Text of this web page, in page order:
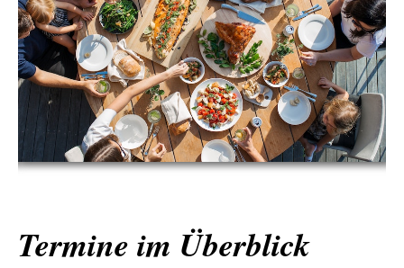
Termine im Überblick